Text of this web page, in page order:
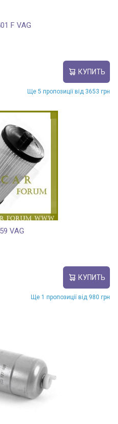
F VAG
КУПИТЬ
Ще 5 пропозиції від 3653 грн
VAG
КУПИТЬ
Ще 1 пропозиції від 980 грн